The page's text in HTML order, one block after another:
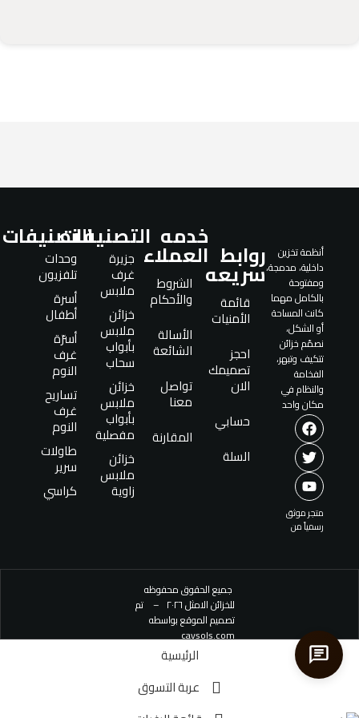
أنظمة تخزين
داخلية، مدمجة،
ومفتوحة
بالكامل مهما
كانت المساحة
أو الشكل،
نصمّم خزائن
تتكيف وتبهر،
الفخامة
والنظام في
مكان واحد
متجر موثق
رسمياً من
روابط
سريعه
قائمة
الأمنيات
احجز
تصميمك
الان
حسابي
السلة
خدمه
العملاء
الشروط
والأحكام
الأسالة
الشائعة
تواصل
معنا
المقارنة
التصنيفات
جزيرة
غرف
ملابس
خزائن
ملابس
بأبواب
سحاب
خزائن
ملابس
بأبواب
مفصلية
خزائن
ملابس
زاوية
التصنيفات
وحدات
تلفزيون
أسرة
أطفال
أسرّة
غرف
النوم
تساريح
غرف
النوم
طاولات
سرير
كراسي
جميع الحقوق محفوظه
للخزائن الامثل ٢٠٢٦ – تم
تصميم الموقع بواسطه
cavsols.com
الرئيسية
عربة التسوق